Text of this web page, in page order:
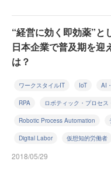
“経営に効く即効薬”
日本企業で普及期を迎
は？
ワークスタイルIT IoT AI
RPA ロボティック・プロセ
Robotic Process Automation
Digital Labor 仮想知的労働者
2018/05/29